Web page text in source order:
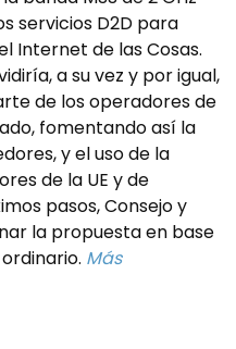
servicios D2D para
Internet de las Cosas.
a su vez y por igual,
de los operadores de
fomentando así la
y el uso de la
de la UE y de
pasos, Consejo y
la propuesta en base
Más